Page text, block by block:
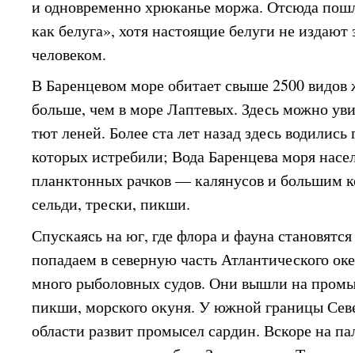
и одновременно хрюканье моржа. Отсюда
как белуга», хотя настоящие белуги не
человеком.
В Баренцевом море обитает свыше 2500 видов
больше, чем в море Лаптевых. Здесь можно
тют леней. Более ста лет назад здесь
которых истребили; Вода Баренцева моря
планктонных рачков — калянусов и большим
сельди, трески, пикши.
Спускаясь на юг, где флора и фауна
попадаем в северную часть Атлантического
много рыболовных судов. Они вышли на
пикши, морского окуня. У южной границы
области развит промысел сардин. Вскоре на